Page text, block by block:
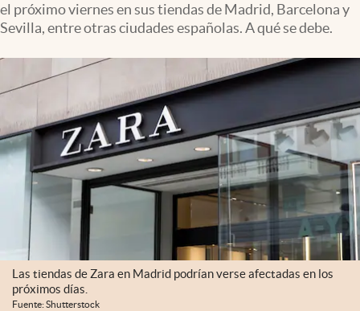
el próximo viernes en sus tiendas de Madrid, Barcelona y
Sevilla, entre otras ciudades españolas. A qué se debe.
Las tiendas de Zara en Madrid podrían verse afectadas en los
próximos días.
Fuente: Shutterstock